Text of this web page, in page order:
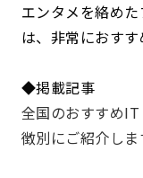
エンタメを絡め
は、非常におすす
◆掲載記事
全国のおすすめ
徴別にご紹介しま